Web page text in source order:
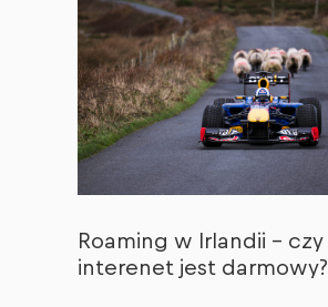
Roaming w Irlandii – czy
interenet jest darmowy?